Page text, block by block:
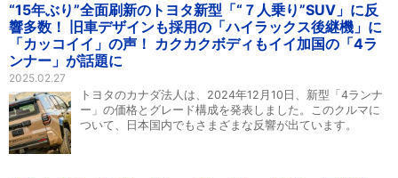
“15年ぶり”全面刷新のトヨタ新型「“７人乗り”SUV」に反
響多数！ 旧車デザインも採用の「ハイラックス後継機」に
「カッコイイ」の声！ カクカクボディもイイ加国の「4ラ
ンナー」が話題に
2025.02.27
トヨタのカナダ法人は、2024年12月10日、新型「4ランナ
ー」の価格とグレード構成を発表しました。このクルマに
ついて、日本国内でもさまざまな反響が出ています。